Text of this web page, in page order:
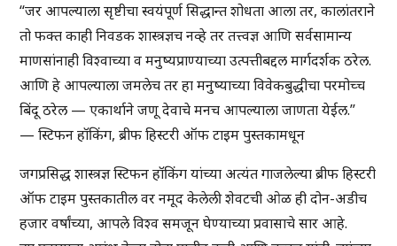
“जर आपल्याला सृष्टीचा स्वयंपूर्ण सिद्धान्त शोधता आला तर, कालांतराने
तो फक्त काही निवडक शास्त्रज्ञच नव्हे तर तत्त्वज्ञ आणि सर्वसामान्य
माणसांनाही विश्वाच्या व मनुष्यप्राण्याच्या उत्पत्तीबद्दल मार्गदर्शक ठरेल.
आणि हे आपल्याला जमलेच तर हा मनुष्याच्या विवेकबुद्धीचा परमोच्च
बिंदू ठरेल — एकार्थाने जणू देवाचे मनच आपल्याला जाणता येईल.”
— स्टिफन हॉकिंग, ब्रीफ हिस्टरी ऑफ टाइम पुस्तकामधून
जगप्रसिद्ध शास्त्रज्ञ स्टिफन हॉकिंग यांच्या अत्यंत गाजलेल्या ब्रीफ हिस्टरी
ऑफ टाइम पुस्तकातील वर नमूद केलेली शेवटची ओळ ही दोन-अडीच
हजार वर्षांच्या, आपले विश्व समजून घेण्याच्या प्रवासाचे सार आहे.